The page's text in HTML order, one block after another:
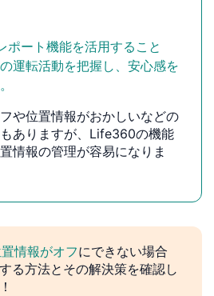
ート機能を活用すること
運転活動を把握し、安心感を
や位置情報がおかしいなどの
ありますが、Life360の機能
情報の管理が容易になりま
情報がオフにできない場合
る方法とその解決策を確認し